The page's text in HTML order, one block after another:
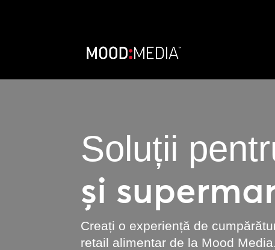
Soluții
și
Creați o experiență de
retail alimentar de la Mood